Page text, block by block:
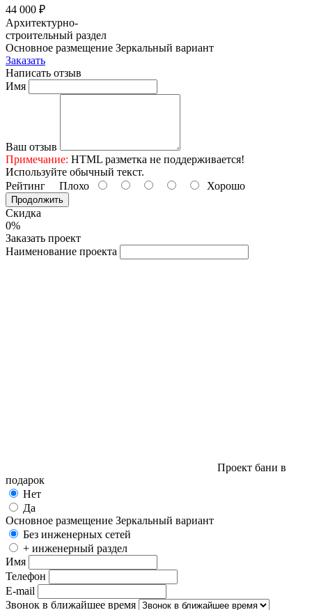
44 000 ₽
Архитектурно-
строительный раздел
Основное размещение Зеркальный вариант
Заказать
Написать отзыв
Имя
Ваш отзыв
Примечание: HTML разметка не поддерживается!
Используйте обычный текст.
Рейтинг Плохо Хорошо
Продолжить
Скидка
0%
Заказать проект
Наименование проекта
Проект бани в
подарок
Нет
Да
Основное размещение Зеркальный вариант
Без инженерных сетей
+ инженерный раздел
Имя
Телефон
E-mail
Звонок в ближайшее время